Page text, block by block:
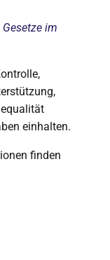
im
einhalten.
finden